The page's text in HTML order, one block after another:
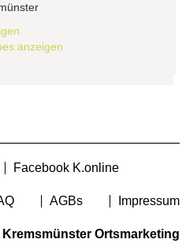
anzeigen
Facebook K.online
AGBs Impressum
Kremsmünster Ortsmarketing